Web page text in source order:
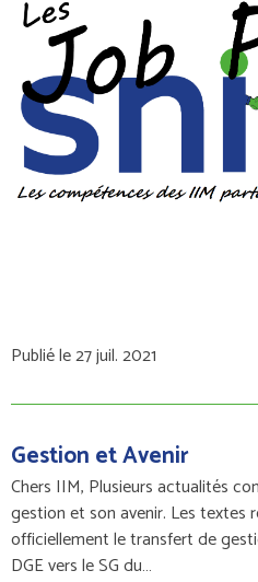
Publié le 27 juil. 2021
Gestion et Avenir
Chers IIM, Plusieurs actualités
gestion et son avenir. Les textes
officiellement le transfert de
DGE vers le SG du…